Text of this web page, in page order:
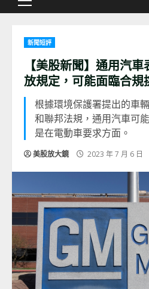
Primary
新聞短評
【美股新聞】通用汽
放規定，可能面臨合規
根據環境保護署提出的車
和聯邦法規，通用汽車可
是在電動車要求方面。
美股放大鏡 2023 年 7 月 6 日